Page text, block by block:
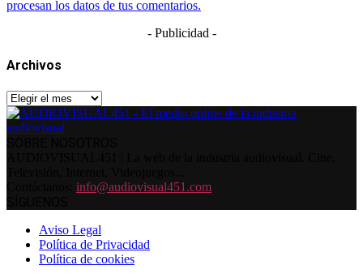
procesan los datos de tus comentarios.
- Publicidad -
Archivos
Archivos
info@audiovisual451.com
Aviso Legal
Política de Privacidad
Política de cookies